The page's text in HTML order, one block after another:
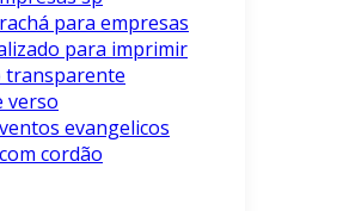
para empresas
para imprimir
transparente
verso
evangelicos
cordão